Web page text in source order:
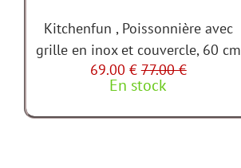
Kitchenfun , Poissonnière avec
grille en inox et couvercle, 60 cm
69.00 € 77.00 €
En stock